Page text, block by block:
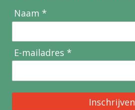
Naam *
E-mailadres *
Inschrijven